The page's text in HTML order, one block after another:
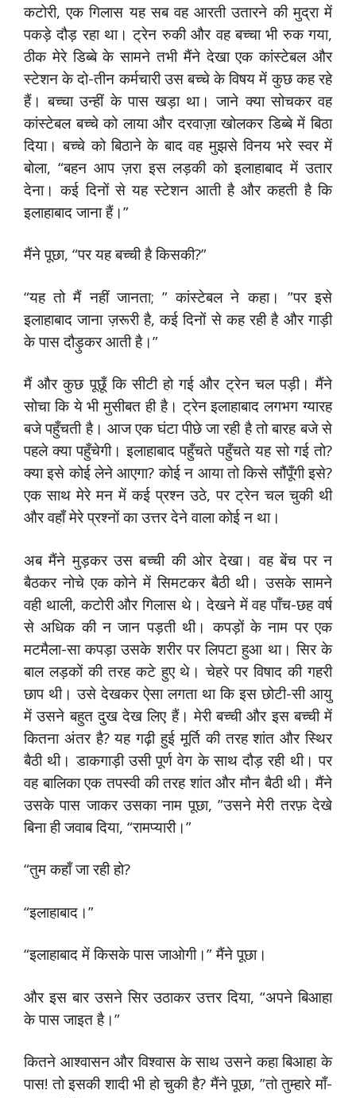
कटोरी, एक गिलास यह सब वह आरती उतारने की मुद्रा में
पकड़े दौड़ रहा था। ट्रेन रुकी और वह बच्चा भी रुक गया,
ठीक मेरे डिब्बे के सामने तभी मैंने देखा एक कांस्टेबल और
स्टेशन के दो-तीन कर्मचारी उस बच्चे के विषय में कुछ कह रहे
हैं। बच्चा उन्हीं के पास खड़ा था। जाने क्या सोचकर वह
कांस्टेबल बच्चे को लाया और दरवाज़ा खोलकर डिब्बे में बिठा
दिया। बच्चे को बिठाने के बाद वह मुझसे विनय भरे स्वर में
बोला, “बहन आप ज़रा इस लड़की को इलाहाबाद में उतार
देना। कई दिनों से यह स्टेशन आती है और कहती है कि
इलाहाबाद जाना हैं।”
मैंने पूछा, “पर यह बच्ची है किसकी?”
“यह तो मैं नहीं जानता; ” कांस्टेबल ने कहा। ”पर इसे
इलाहाबाद जाना ज़रूरी है, कई दिनों से कह रही है और गाड़ी
के पास दौड़ुकर आती है।”
मैं और कुछ पूछूँ कि सीटी हो गई और ट्रेन चल पड़ी। मैंने
सोचा कि ये भी मुसीबत ही है। ट्रेन इलाहाबाद लगभग ग्यारह
बजे पहुँचती है। आज एक घंटा पीछे जा रही है तो बारह बजे से
पहले क्या पहुँचेगी। इलाहाबाद पहुँचते पहुँचते यह सो गई तो?
क्या इसे कोई लेने आएगा? कोई न आया तो किसे सौंपूँगी इसे?
एक साथ मेरे मन में कई प्रश्न उठे, पर ट्रेन चल चुकी थी
और वहाँ मेरे प्रश्नों का उत्तर देने वाला कोई न था।
अब मैंने मुड़कर उस बच्ची की ओर देखा। वह बेंच पर न
बैठकर नोचे एक कोने में सिमटकर बैठी थी। उसके सामने
वही थाली, कटोरी और गिलास थे। देखने में वह पाँच-छह वर्ष
से अधिक की न जान पड़ती थी। कपड़ों के नाम पर एक
मटमैला-सा कपड़ा उसके शरीर पर लिपटा हुआ था। सिर के
बाल लड़कों की तरह कटे हुए थे। चेहरे पर विषाद की गहरी
छाप थी। उसे देखकर ऐसा लगता था कि इस छोटी-सी आयु
में उसने बहुत दुख देख लिए हैं। मेरी बच्ची और इस बच्ची में
कितना अंतर है? यह गढ़ी हुई मूर्ति की तरह शांत और स्थिर
बैठी थी। डाकगाड़ी उसी पूर्ण वेग के साथ दौड़ रही थी। पर
वह बालिका एक तपस्वी की तरह शांत और मौन बैठी थी। मैंने
उसके पास जाकर उसका नाम पूछा, ”उसने मेरी तरफ़ देखे
बिना ही जवाब दिया, “रामप्यारी।”
“तुम कहाँ जा रही हो?
“इलाहाबाद।”
“इलाहाबाद में किसके पास जाओगी।” मैंने पूछा।
और इस बार उसने सिर उठाकर उत्तर दिया, “अपने बिआहा
के पास जाइत है।”
कितने आश्वासन और विश्वास के साथ उसने कहा बिआहा के
पास! तो इसकी शादी भी हो चुकी है? मैंने पूछा, ”तो तुम्हारे माँ-